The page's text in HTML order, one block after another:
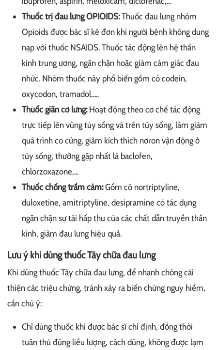
Thuốc trị đau lưng OPIOIDS:Thuốc đau lưng nhóm
Opioids được bác sĩ kê đơn khi người bệnh không dung
nạp với thuốc NSAIDS. Thuốc tác động lên hệ thần
kinh trung ương, ngăn chặn hoặc giảm cảm giác đau
nhức. Nhóm thuốc này phổ biến gồm có codein,
oxycodon, tramadol,....
Thuốc giãn cơ lưng:Hoạt động theo cơ chế tác động
trực tiếp lên vùng tủy sống và trên tủy sống, làm giảm
quá trình co cứng, giảm kích thích nơron vận động ở
tủy sống, thường gặp nhất là baclofen,
chlorzoxazone,...
Thuốc chống trầm cảm:Gồm có nortriptyline,
duloxetine, amitriptyline, desipramine có tác dụng
ngăn chặn sự tái hấp thu của các chất dẫn truyền thần
kinh, giảm đau lưng hiệu quả.
Lưu ý khi dùng thuốc Tây chữa đau lưng
Khi dùng thuốc Tây chữa đau lưng, để nhanh chóng cải
thiện các triệu chứng, tránh xảy ra biến chứng nguy hiểm,
cần chú ý:
Chỉ dùng thuốc khi được bác sĩ chỉ định, đồng thời
tuân thủ đúng liều lượng, cách dùng, không được lạm